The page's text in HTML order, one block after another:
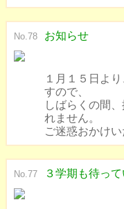
No.78 お知らせ
１月１５日よ
すので、
しばらくの間
れません。
ご迷惑おかけ
No.77 ３学期も待って